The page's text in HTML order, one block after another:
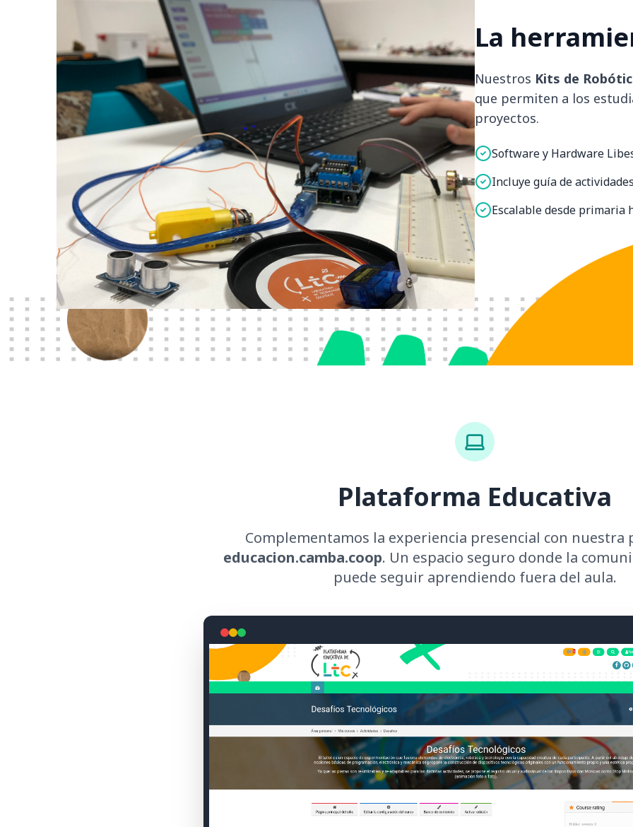
La
Nuestros Kits de
que permiten a los
proyectos.
Software y Hardware
Incluye guía de
Escalable desde primaria
Plataforma Educativa
Complementamos la experiencia presencial con nuestra
educacion.camba.coop. Un espacio seguro donde la
puede seguir aprendiendo fuera del aula.